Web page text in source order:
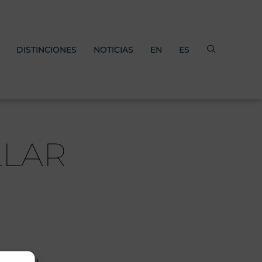
DISTINCIONES NOTICIAS EN ES